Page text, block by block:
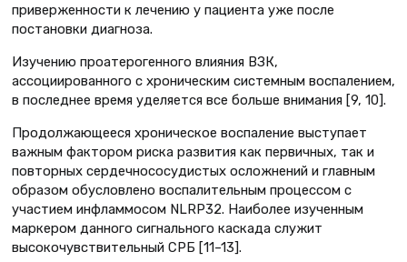
приверженности к лечению у пациента уже после
постановки диагноза.
Изучению проатерогенного влияния ВЗК,
ассоциированного с хроническим системным воспалением,
в последнее время уделяется все больше внимания [9, 10].
Продолжающееся хроническое воспаление выступает
важным фактором риска развития как первичных, так и
повторных сердечнососудистых осложнений и главным
образом обусловлено воспалительным процессом с
участием инфламмосом NLRP32. Наиболее изученным
маркером данного сигнального каскада служит
высокочувствительный СРБ [11–13].